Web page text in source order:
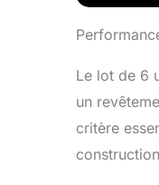
Le lot de 6
un
critère